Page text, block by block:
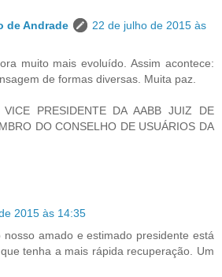
de Andrade
22 de julho de 2015 às
muito mais evoluído. Assim acontece:
de formas diversas. Muita paz.
PRESIDENTE DA AABB JUIZ DE
DO CONSELHO DE USUÁRIOS DA
2015 às 14:35
nosso amado e estimado presidente está
tenha a mais rápida recuperação. Um